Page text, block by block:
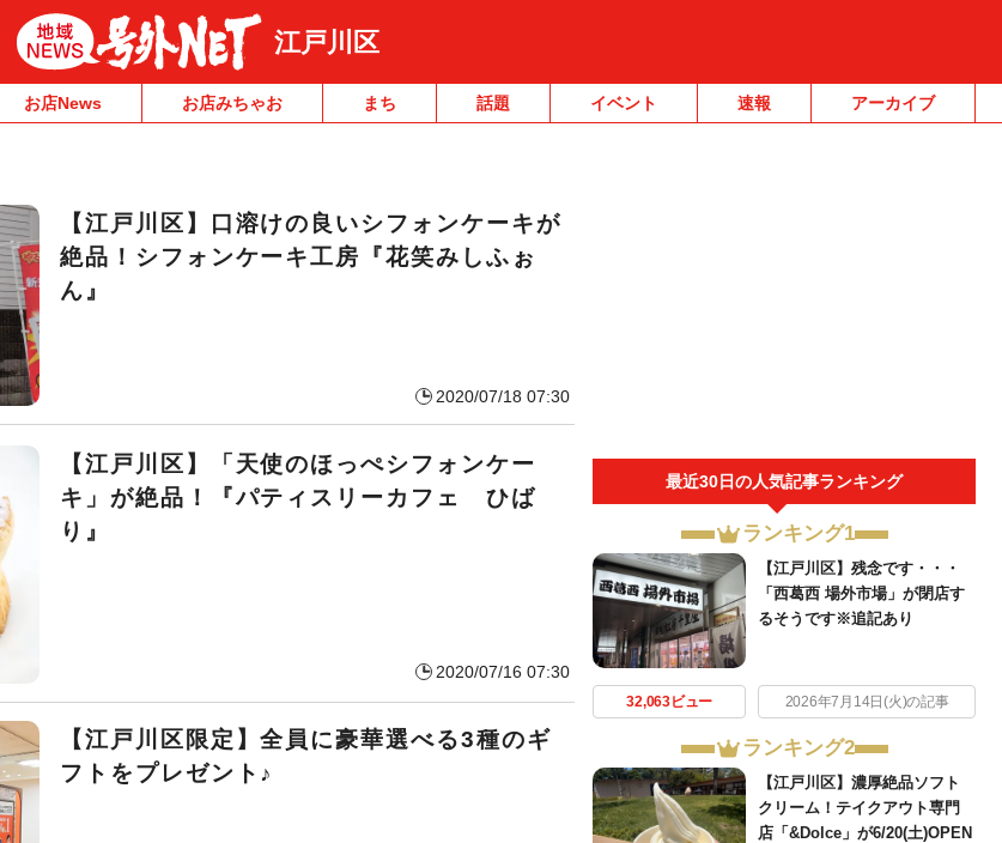
江戸川区
お店News お店みちゃお まち 話題 イベント 速報 アーカイブ
【江戸川区】口溶けの良いシフォンケーキが
絶品！シフォンケーキ工房『花笑みしふぉ
ん』
2020/07/18 07:30
【江戸川区】「天使のほっぺシフォンケー
キ」が絶品！『パティスリーカフェ ひば
り』
2020/07/16 07:30
【江戸川区限定】全員に豪華選べる3種のギ
フトをプレゼント♪
最近30日の人気記事ランキング
ランキング1
【江戸川区】残念です・・・
「西葛西 場外市場」が閉店す
るそうです※追記あり
32,063ビュー 2026年7月14日(火)の記事
ランキング2
【江戸川区】濃厚絶品ソフト
クリーム！テイクアウト専門
店「&Dolce」が6/20(土)OPEN